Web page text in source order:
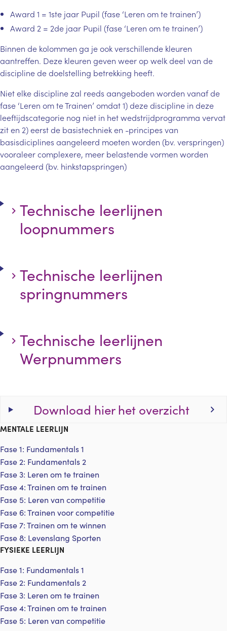
Award 1 = 1ste jaar Pupil (fase ‘Leren om te trainen’)
Award 2 = 2de jaar Pupil (fase ‘Leren om te trainen’)
Binnen de kolommen ga je ook verschillende kleuren
aantreffen. Deze kleuren geven weer op welk deel van de
discipline de doelstelling betrekking heeft.
Niet elke discipline zal reeds aangeboden worden vanaf de
fase ‘Leren om te Trainen’ omdat 1) deze discipline in deze
leeftijdscategorie nog niet in het wedstrijdprogramma vervat
zit en 2) eerst de basistechniek en -principes van
basisdiciplines aangeleerd moeten worden (bv. verspringen)
vooraleer complexere, meer belastende vormen worden
aangeleerd (bv. hinkstapspringen)
Technische leerlijnen
loopnummers
Technische leerlijnen
springnummers
Technische leerlijnen
Werpnummers
Download hier het overzicht
MENTALE LEERLIJN
Fase 1: Fundamentals 1
Fase 2: Fundamentals 2
Fase 3: Leren om te trainen
Fase 4: Trainen om te trainen
Fase 5: Leren van competitie
Fase 6: Trainen voor competitie
Fase 7: Trainen om te winnen
Fase 8: Levenslang Sporten
FYSIEKE LEERLIJN
Fase 1: Fundamentals 1
Fase 2: Fundamentals 2
Fase 3: Leren om te trainen
Fase 4: Trainen om te trainen
Fase 5: Leren van competitie